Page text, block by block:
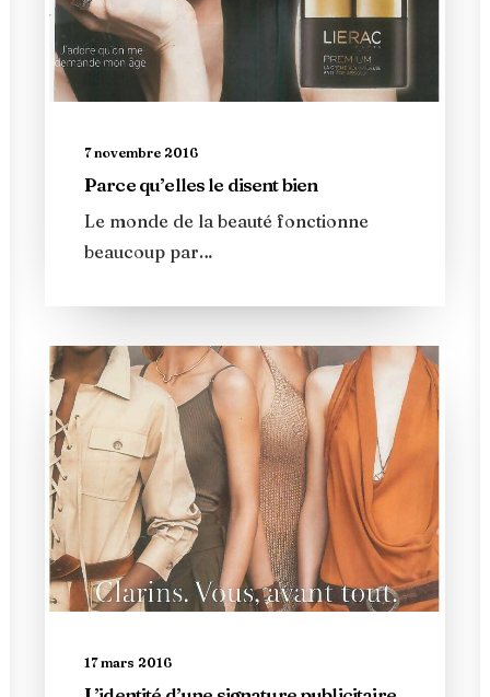
7 novembre 2016
Parce qu’elles le disent bien
Le monde de la beauté fonctionne
beaucoup par…
17 mars 2016